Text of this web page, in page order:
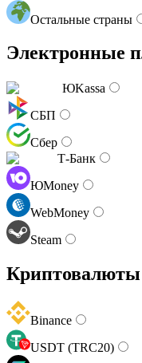
Остальные страны
Электронные
ЮKassa
СБП
Сбер
Т-Банк
ЮMoney
WebMoney
Steam
Криптовалюты
Binance
USDT (TRC20)